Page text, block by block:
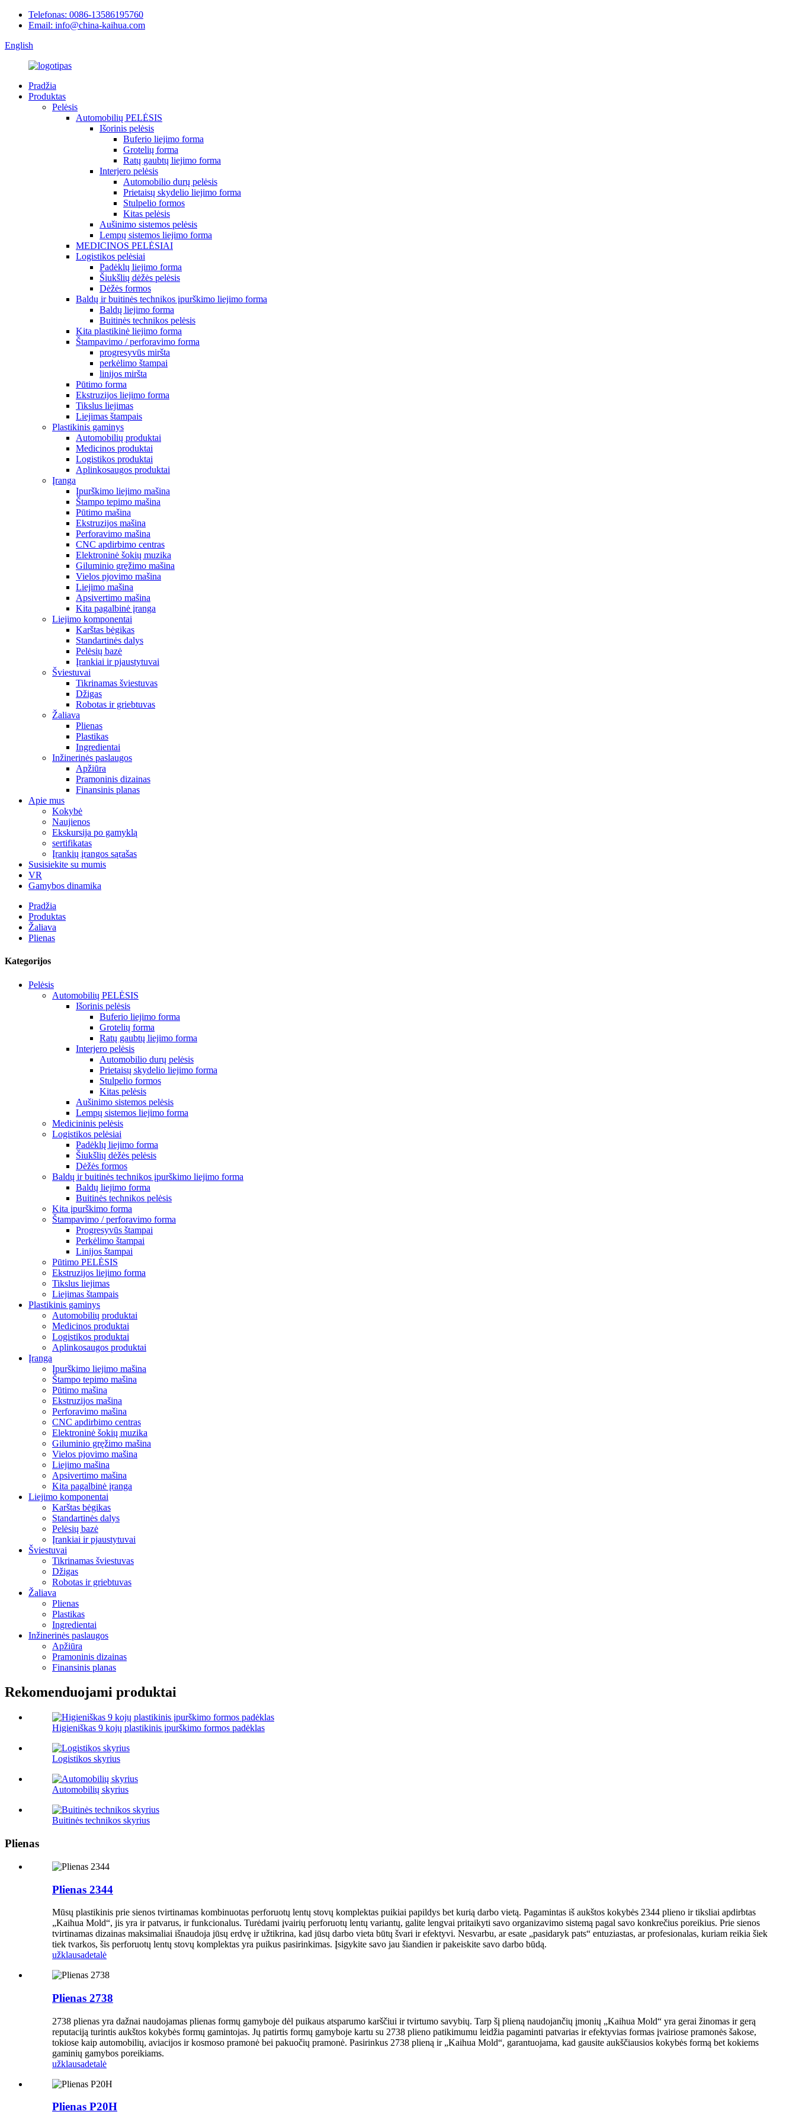
Telefonas: 0086-13586195760
Email: info@china-kaihua.com
English
Pradžia
Produktas
Pelėsis
Automobilių PELĖSIS
Išorinis pelėsis
Buferio liejimo forma
Grotelių forma
Ratų gaubtų liejimo forma
Interjero pelėsis
Automobilio durų pelėsis
Prietaisų skydelio liejimo forma
Stulpelio formos
Kitas pelėsis
Aušinimo sistemos pelėsis
Lempų sistemos liejimo forma
MEDICINOS PELĖSIAI
Logistikos pelėsiai
Padėklų liejimo forma
Šiukšlių dėžės pelėsis
Dėžės formos
Baldų ir buitinės technikos įpurškimo liejimo forma
Baldų liejimo forma
Buitinės technikos pelėsis
Kita plastikinė liejimo forma
Štampavimo / perforavimo forma
progresyvūs miršta
perkėlimo štampai
linijos miršta
Pūtimo forma
Ekstruzijos liejimo forma
Tikslus liejimas
Liejimas štampais
Plastikinis gaminys
Automobilių produktai
Medicinos produktai
Logistikos produktai
Aplinkosaugos produktai
Įranga
Įpurškimo liejimo mašina
Štampo tepimo mašina
Pūtimo mašina
Ekstruzijos mašina
Perforavimo mašina
CNC apdirbimo centras
Elektroninė šokių muzika
Giluminio gręžimo mašina
Vielos pjovimo mašina
Liejimo mašina
Apsivertimo mašina
Kita pagalbinė įranga
Liejimo komponentai
Karštas bėgikas
Standartinės dalys
Pelėsių bazė
Įrankiai ir pjaustytuvai
Šviestuvai
Tikrinamas šviestuvas
Džigas
Robotas ir griebtuvas
Žaliava
Plienas
Plastikas
Ingredientai
Inžinerinės paslaugos
Apžiūra
Pramoninis dizainas
Finansinis planas
Apie mus
Kokybė
Naujienos
Ekskursija po gamyklą
sertifikatas
Įrankių įrangos sąrašas
Susisiekite su mumis
VR
Gamybos dinamika
Pradžia
Produktas
Žaliava
Plienas
Kategorijos
Pelėsis
Automobilių PELĖSIS
Išorinis pelėsis
Buferio liejimo forma
Grotelių forma
Ratų gaubtų liejimo forma
Interjero pelėsis
Automobilio durų pelėsis
Prietaisų skydelio liejimo forma
Stulpelio formos
Kitas pelėsis
Aušinimo sistemos pelėsis
Lempų sistemos liejimo forma
Medicininis pelėsis
Logistikos pelėsiai
Padėklų liejimo forma
Šiukšlių dėžės pelėsis
Dėžės formos
Baldų ir buitinės technikos įpurškimo liejimo forma
Baldų liejimo forma
Buitinės technikos pelėsis
Kita įpurškimo forma
Štampavimo / perforavimo forma
Progresyvūs štampai
Perkėlimo štampai
Linijos štampai
Pūtimo PELĖSIS
Ekstruzijos liejimo forma
Tikslus liejimas
Liejimas štampais
Plastikinis gaminys
Automobilių produktai
Medicinos produktai
Logistikos produktai
Aplinkosaugos produktai
Įranga
Įpurškimo liejimo mašina
Štampo tepimo mašina
Pūtimo mašina
Ekstruzijos mašina
Perforavimo mašina
CNC apdirbimo centras
Elektroninė šokių muzika
Giluminio gręžimo mašina
Vielos pjovimo mašina
Liejimo mašina
Apsivertimo mašina
Kita pagalbinė įranga
Liejimo komponentai
Karštas bėgikas
Standartinės dalys
Pelėsių bazė
Įrankiai ir pjaustytuvai
Šviestuvai
Tikrinamas šviestuvas
Džigas
Robotas ir griebtuvas
Žaliava
Plienas
Plastikas
Ingredientai
Inžinerinės paslaugos
Apžiūra
Pramoninis dizainas
Finansinis planas
Rekomenduojami produktai
Higieniškas 9 kojų plastikinis įpurškimo formos padėklas
Logistikos skyrius
Automobilių skyrius
Buitinės technikos skyrius
Plienas
Plienas 2344
Mūsų plastikinis prie sienos tvirtinamas kombinuotas perforuotų lentų stovų komplektas puikiai papildys bet kurią darbo vietą. Pagamintas iš aukštos kokybės 2344 plieno ir tiksliai apdirbtas
„Kaihua Mold“, jis yra ir patvarus, ir funkcionalus. Turėdami įvairių perforuotų lentų variantų, galite lengvai pritaikyti savo organizavimo sistemą pagal savo konkrečius poreikius. Prie sienos
tvirtinamas dizainas maksimaliai išnaudoja jūsų erdvę ir užtikrina, kad jūsų darbo vieta būtų švari ir efektyvi. Nesvarbu, ar esate „pasidaryk pats“ entuziastas, ar profesionalas, kuriam reikia šiek
tiek tvarkos, šis perforuotų lentų stovų komplektas yra puikus pasirinkimas. Įsigykite savo jau šiandien ir pakeiskite savo darbo būdą.
užklausadetalė
Plienas 2738
2738 plienas yra dažnai naudojamas plienas formų gamyboje dėl puikaus atsparumo karščiui ir tvirtumo savybių. Tarp šį plieną naudojančių įmonių „Kaihua Mold“ yra gerai žinomas ir gerą
reputaciją turintis aukštos kokybės formų gamintojas. Jų patirtis formų gamyboje kartu su 2738 plieno patikimumu leidžia pagaminti patvarias ir efektyvias formas įvairiose pramonės šakose,
tokiose kaip automobilių, aviacijos ir kosmoso pramonė bei pakuočių pramonė. Pasirinkus 2738 plieną ir „Kaihua Mold“, garantuojama, kad gausite aukščiausios kokybės formą bet kokiems
gaminių gamybos poreikiams.
užklausadetalė
Plienas P20H